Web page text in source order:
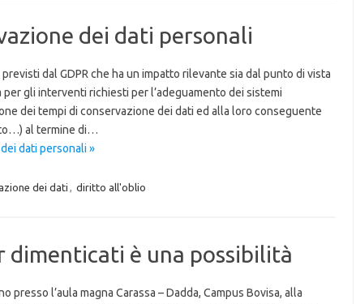
dei dati personali
dal GDPR che ha un impatto rilevante sia dal punto di vista
gli interventi richiesti per l’adeguamento dei sistemi
dei tempi di conservazione dei dati ed alla loro conseguente
al termine di…
dati personali »
dei dati , diritto all'oblio
dimenticati è una possibilità
presso l’aula magna Carassa – Dadda, Campus Bovisa, alla